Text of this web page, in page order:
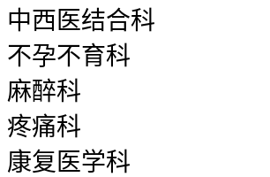
中西医结合科
不孕不育科
麻醉科
疼痛科
康复医学科